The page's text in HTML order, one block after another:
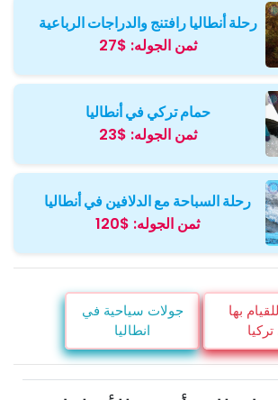
رحلة أنطاليا رافتنج والدراجات الرباعية
ثمن الجوله: $27
حمام تركي في أنطاليا
ثمن الجوله: $23
رحلة السباحة مع الدلافين في أنطاليا
ثمن الجوله: $120
بها
جولات سياحية في
انطاليا